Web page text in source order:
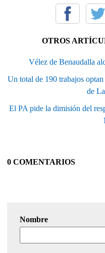
OTROS
Vélez de Benaudalla
Un total de 190 trabajos
de
El PA pide la dimisión del
0 COMENTARIOS
Nombre